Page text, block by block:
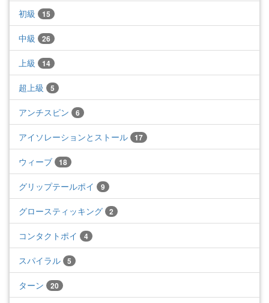
初級 15
中級 26
上級 14
超上級 5
アンチスピン 6
アイソレーションとストール 17
ウィーブ 18
グリップテールポイ 9
グロースティッキング 2
コンタクトポイ 4
スパイラル 5
ターン 20